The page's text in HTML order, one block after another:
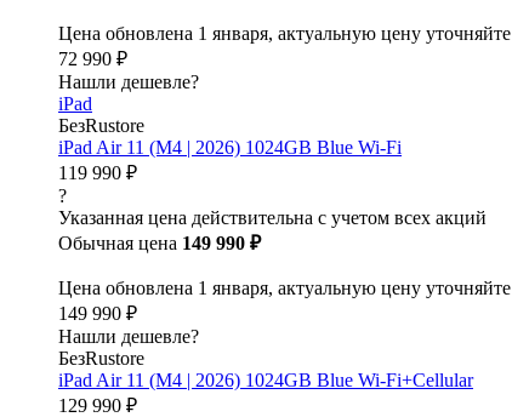
Цена обновлена 1 января, актуальную цену уточняйте
72 990 ₽
Нашли дешевле?
iPad
БезRustore
iPad Air 11 (M4 | 2026) 1024GB Blue Wi-Fi
119 990 ₽
?
Указанная цена действительна с учетом всех акций
Обычная цена 149 990 ₽
Цена обновлена 1 января, актуальную цену уточняйте
149 990 ₽
Нашли дешевле?
БезRustore
iPad Air 11 (M4 | 2026) 1024GB Blue Wi-Fi+Cellular
129 990 ₽